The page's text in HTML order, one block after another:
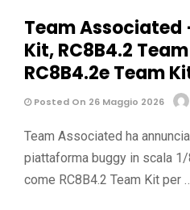
Team Associated
Kit, RC8B4.2
RC8B4.2e Team
Posted On 26 Maggio 2026
Team Associated ha
piattaforma buggy in scala
come RC8B4.2 Team Kit per